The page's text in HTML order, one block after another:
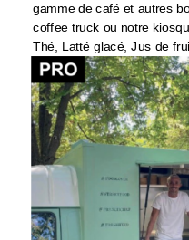
gamme de café et autres
coffee truck ou notre
Thé, Latté glacé, Jus de